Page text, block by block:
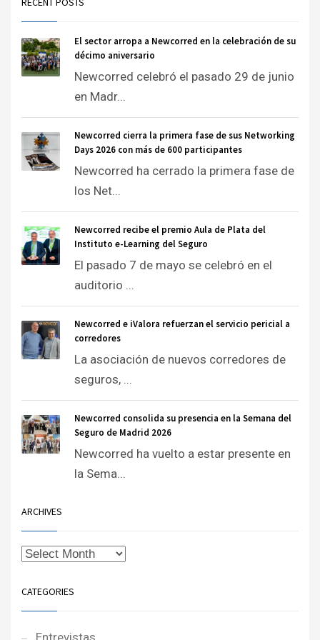
El sector arropa a Newcorred en la celebración de su
décimo aniversario
Newcorred celebró el pasado 29 de junio
en Madr...
Newcorred cierra la primera fase de sus Networking
Days 2026 con más de 600 participantes
Newcorred ha cerrado la primera fase de
los Net...
Newcorred recibe el premio Aula de Plata del
Instituto e-Learning del Seguro
El pasado 7 de mayo se celebró en el
auditorio ...
Newcorred e iValora refuerzan el servicio pericial a
corredores
La asociación de nuevos corredores de
seguros, ...
Newcorred consolida su presencia en la Semana del
Seguro de Madrid 2026
Newcorred ha vuelto a estar presente en
la Sema...
ARCHIVES
CATEGORIES